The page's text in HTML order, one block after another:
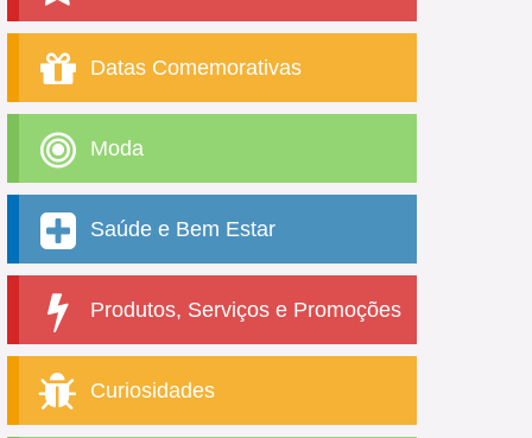
Datas Comemorativas
Moda
Saúde e Bem Estar
Produtos, Serviços e Promoções
Curiosidades